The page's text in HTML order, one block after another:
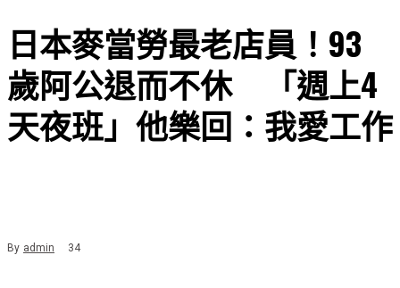
日本麥當勞最老店員！93
歲阿公退而不休 「週上4
天夜班」他樂回：我愛工作
By admin 34